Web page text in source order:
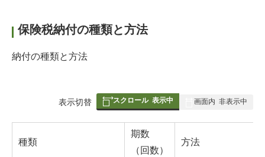
保険税納付の種類と方法
納付の種類と方法
表
表示切替 スクロール 表示中 画面内 非表示中
種類
期数
（回数）
方法